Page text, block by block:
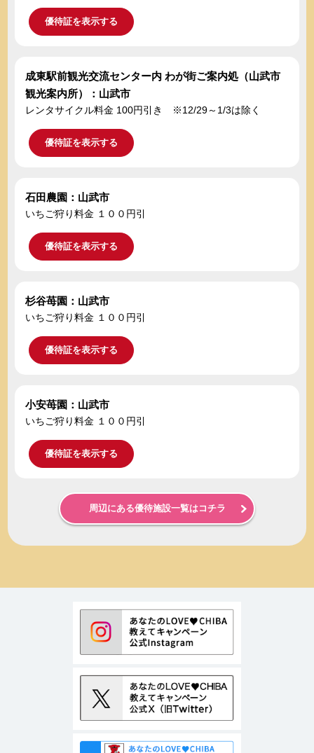
優待証を表示する
成東駅前観光交流センター内 わが街ご案内処（山武市
観光案内所）：山武市
レンタサイクル料金 100円引き ※12/29～1/3は除く
優待証を表示する
石田農園：山武市
いちご狩り料金 １００円引
優待証を表示する
杉谷苺園：山武市
いちご狩り料金 １００円引
優待証を表示する
小安苺園：山武市
いちご狩り料金 １００円引
優待証を表示する
周辺にある優待施設一覧はコチラ